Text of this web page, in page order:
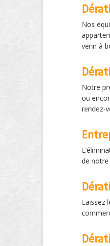
Nos
venir à
Notre
ou
rendez-
de notre
Laissez